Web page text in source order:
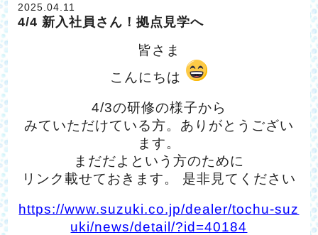
2025.04.11
4/4 新入社員さん！拠点見学へ
皆さま
こんにちは
4/3の研修の様子から
みていただけている方。ありがとうござい
ます。
まだだよという方のために
リンク載せておきます。 是非見てください
https://www.suzuki.co.jp/dealer/tochu-suz
uki/news/detail/?id=40184